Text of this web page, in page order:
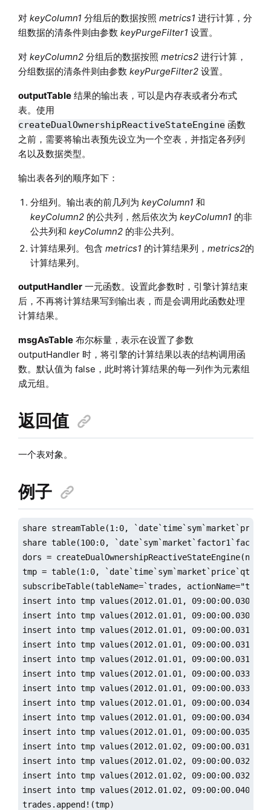
对 keyColumn1 分组后的数据按照 metrics1 进行计算，分
组数据的清条件则由参数 keyPurgeFilter1 设置。
对 keyColumn2分组后的数据按照 metrics2进行计算，
分组数据的清条件则由参数 keyPurgeFilter2设置。
outputTable结果的输出表，可以是内存表或者分布式
表。使用
createDualOwnershipReactiveStateEngine函数
之前，需要将输出表预先设立为一个空表，并指定各列列
名以及数据类型。
输出表各列的顺序如下：
分组列。输出表的前几列为 keyColumn1 和
keyColumn2的公共列，然后依次为 keyColumn1 的非
公共列和 keyColumn2的非公共列。
计算结果列。包含 metrics1 的计算结果列， metrics2的
计算结果列。
outputHandler一元函数。设置此参数时，引擎计算结束
后，不再将计算结果写到输出表，而是会调用此函数处理
计算结果。
msgAsTable布尔标量，表示在设置了参数
outputHandler 时，将引擎的计算结果以表的结构调用函
数。默认值为 false，此时将计算结果的每一列作为元素组
成元组。
返回值
一个表对象。
例子
share streamTable(1:0,
share table(100:0, `date`sym`market`factor1`factor2,
dors =
tmp = table(1:0, `date`time`sym`market`price`qty,
subscribeTable(tableName=`trades,
insert into tmp values(2012.01.01, 09:00:00.030,
insert into tmp values(2012.01.01, 09:00:00.030,
insert into tmp values(2012.01.01, 09:00:00.031,
insert into tmp values(2012.01.01, 09:00:00.031,
insert into tmp values(2012.01.01, 09:00:00.031,
insert into tmp values(2012.01.01, 09:00:00.033,
insert into tmp values(2012.01.01, 09:00:00.033,
insert into tmp values(2012.01.01, 09:00:00.034,
insert into tmp values(2012.01.01, 09:00:00.034,
insert into tmp values(2012.01.01, 09:00:00.035,
insert into tmp values(2012.01.02, 09:00:00.031,
insert into tmp values(2012.01.02, 09:00:00.032,
insert into tmp values(2012.01.02, 09:00:00.032,
insert into tmp values(2012.01.02, 09:00:00.040,
trades.append!(tmp)